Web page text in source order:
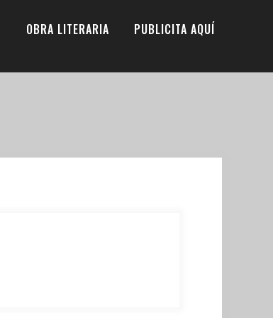
OBRA LITERARIA PUBLICITA AQUÍ